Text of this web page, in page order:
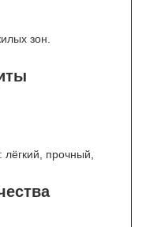
зон.
прочный,